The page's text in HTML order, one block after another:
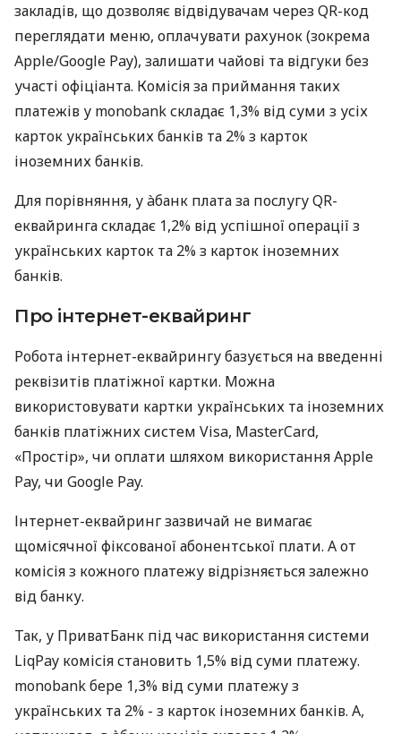
закладів, що дозволяє відвідувачам через QR-код
переглядати меню, оплачувати рахунок (зокрема
Apple/Google Pay), залишати чайові та відгуки без
участі офіціанта. Комісія за приймання таких
платежів у monobank складає 1,3% від суми з усіх
карток українських банків та 2% з карток
іноземних банків.
Для порівняння, у àбанк плата за послугу QR-
еквайринга складає 1,2% від успішної операції з
українських карток та 2% з карток іноземних
банків.
Про інтернет-еквайринг
Робота інтернет-еквайрингу базується на введенні
реквізитів платіжної картки. Можна
використовувати картки українських та іноземних
банків платіжних систем Visa, MasterCard,
«Простір», чи оплати шляхом використання Apple
Pay, чи Google Pay.
Інтернет-еквайринг зазвичай не вимагає
щомісячної фіксованої абонентської плати. А от
комісія з кожного платежу відрізняється залежно
від банку.
Так, у ПриватБанк під час використання системи
LiqPay комісія становить 1,5% від суми платежу.
monobank бере 1,3% від суми платежу з
українських та 2% - з карток іноземних банків. А,